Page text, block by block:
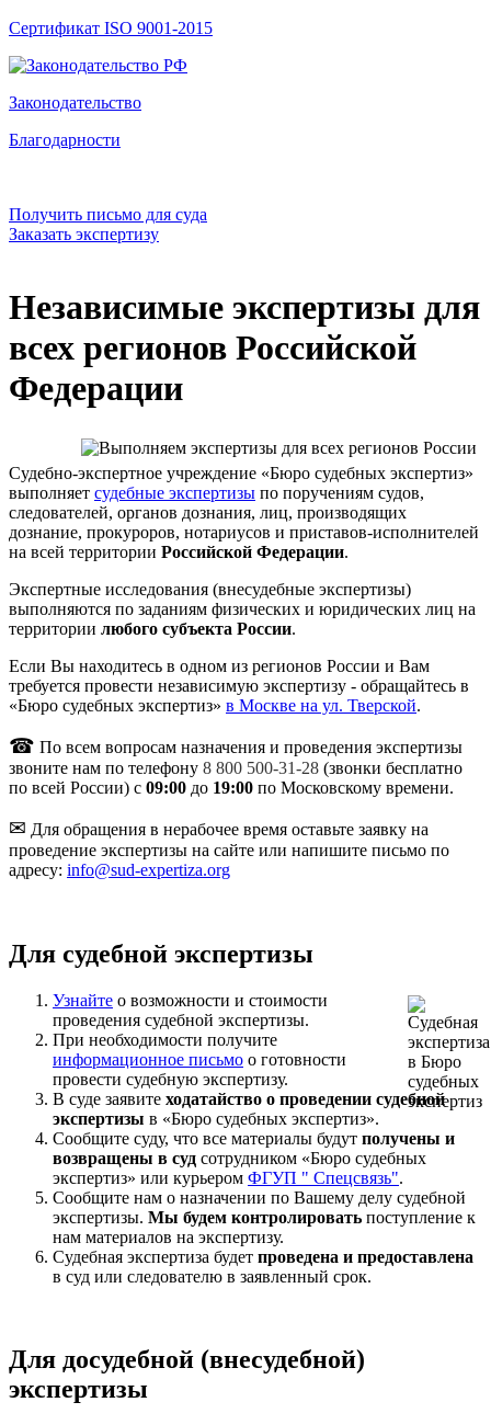
Сертификат ISO 9001-2015
Законодательство
Благодарности
Получить письмо для суда
Заказать экспертизу
Независимые экспертизы для
всех регионов Российской
Федерации
Судебно-экспертное учреждение «Бюро судебных экспертиз»
выполняет судебные экспертизы по поручениям судов,
следователей, органов дознания, лиц, производящих
дознание, прокуроров, нотариусов и приставов-исполнителей
на всей территории Российской Федерации.
Экспертные исследования (внесудебные экспертизы)
выполняются по заданиям физических и юридических лиц на
территории любого субъекта России.
Если Вы находитесь в одном из регионов России и Вам
требуется провести независимую экспертизу - обращайтесь в
«Бюро судебных экспертиз» в Москве на ул. Тверской.
☎ По всем вопросам назначения и проведения экспертизы
звоните нам по телефону 8 800 500-31-28 (звонки бесплатно
по всей России) с 09:00 до 19:00 по Московскому времени.
✉ Для обращения в нерабочее время оставьте заявку на
проведение экспертизы на сайте или напишите письмо по
адресу: info@sud-expertiza.org
Для судебной экспертизы
Узнайте о возможности и стоимости
проведения судебной экспертизы.
При необходимости получите
информационное письмо о готовности
провести судебную экспертизу.
В суде заявите ходатайство о проведении судебной
экспертизы в «Бюро судебных экспертиз».
Сообщите суду, что все материалы будут получены и
возвращены в суд сотрудником «Бюро судебных
экспертиз» или курьером ФГУП " Спецсвязь".
Сообщите нам о назначении по Вашему делу судебной
экспертизы. Мы будем контролировать поступление к
нам материалов на экспертизу.
Судебная экспертиза будет проведена и предоставлена
в суд или следователю в заявленный срок.
Для досудебной (внесудебной)
экспертизы